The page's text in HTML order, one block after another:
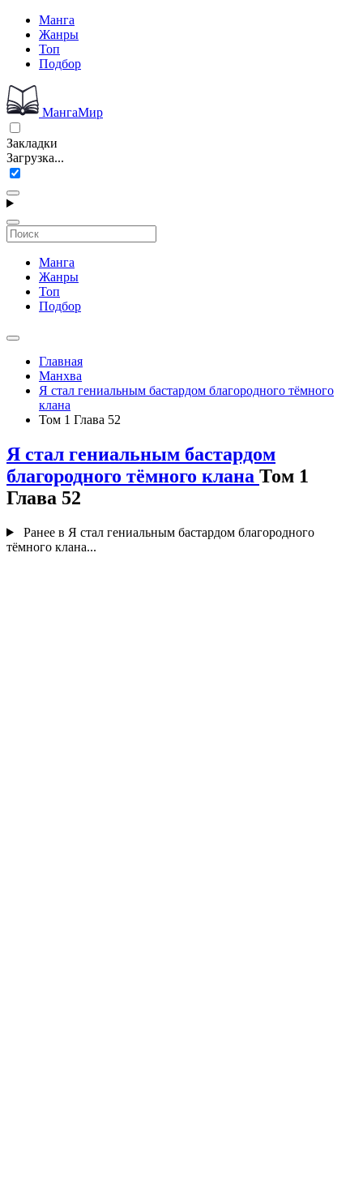
Манга
Жанры
Топ
Подбор
МангаМир
Закладки
Загрузка...
Манга
Жанры
Топ
Подбор
Главная
Манхва
Я стал гениальным бастардом благородного тёмного
клана
Том 1 Глава 52
Я стал гениальным бастардом
благородного тёмного клана Том 1
Глава 52
Ранее в Я стал гениальным бастардом благородного
тёмного клана...